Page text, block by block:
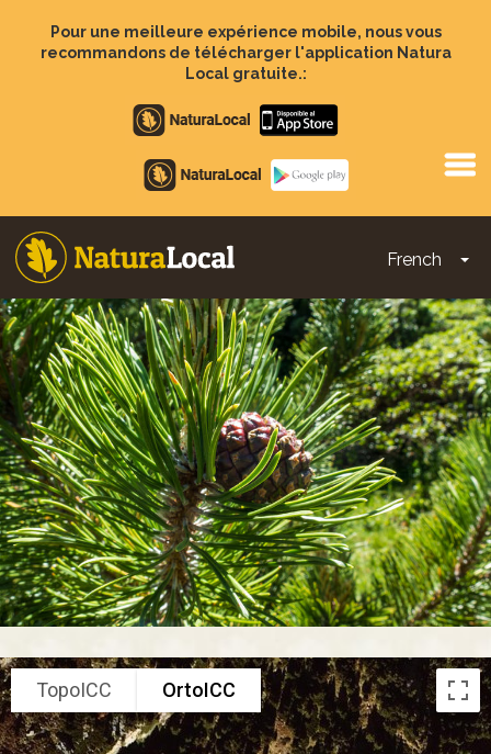
contenu
Pour une meilleure expérience mobile, nous vous
recommandons de télécharger l'application Natura
Local gratuite.:
Apple
store
Google
Play
French
Main
navigation
TopoICC OrtoICC